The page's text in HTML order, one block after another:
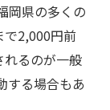
目安
のか
ーション
岡県の多くの
で2,000円前
るのが一般
する場合もあ